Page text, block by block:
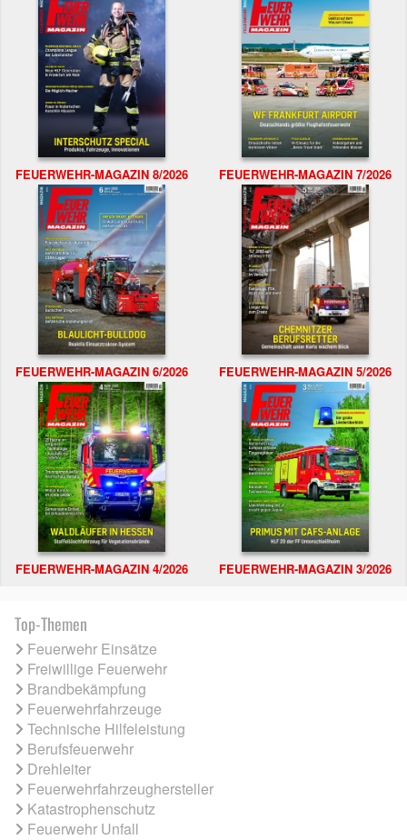
FEUERWEHR-MAGAZIN 8/2026 FEUERWEHR-MAGAZIN 7/2026
FEUERWEHR-MAGAZIN 6/2026 FEUERWEHR-MAGAZIN 5/2026
FEUERWEHR-MAGAZIN 4/2026 FEUERWEHR-MAGAZIN 3/2026
Top-Themen
Feuerwehr Einsätze
Freiwillige Feuerwehr
Brandbekämpfung
Feuerwehrfahrzeuge
Technische Hilfeleistung
Berufsfeuerwehr
Drehleiter
Feuerwehrfahrzeughersteller
Katastrophenschutz
Feuerwehr Unfall